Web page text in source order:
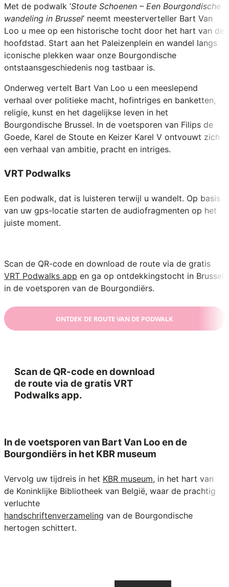
Met de podwalk ‘Stoute Schoenen – Een Bourgondische
wandeling in Brussel’ neemt meesterverteller Bart Van
Loo u mee op een historische tocht door het hart van de
hoofdstad. Start aan het Paleizenplein en wandel langs
iconische plekken waar onze Bourgondische
ontstaansgeschiedenis nog tastbaar is.
Onderweg vertelt Bart Van Loo u een meeslepend
verhaal over politieke macht, hofintriges en banketten,
religie, kunst en het dagelijkse leven in het
Bourgondische Brussel. In de voetsporen van Filips de
Goede, Karel de Stoute en Keizer Karel V ontvouwt zich
een verhaal van ambitie, pracht en intriges.
VRT Podwalks
Een podwalk, dat is luisteren terwijl u wandelt. Op basis
van uw gps-locatie starten de audiofragmenten op het
juiste moment.
Scan de QR-code en download de route via de gratis
VRT Podwalks app en ga op ontdekkingstocht in Brussel
in de voetsporen van de Bourgondiërs.
ONTDEK DE ROUTE VAN DE PODWALK
Scan de QR-code en download
de route via de gratis VRT
Podwalks app.
In de voetsporen van Bart Van Loo en de
Bourgondiërs in het KBR museum
Vervolg uw tijdreis in het KBR museum, in het hart van
de Koninklijke Bibliotheek van België, waar de prachtig
verluchte
handschriftenverzameling van de Bourgondische
hertogen schittert.